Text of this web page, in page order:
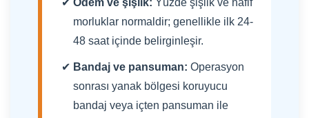
Ödem ve şişlik: Yüzde şişlik ve hafif
morluklar normaldir; genellikle ilk 24-
48 saat içinde belirginleşir.
Bandaj ve pansuman: Operasyon
sonrası yanak bölgesi koruyucu
bandaj veya içten pansuman ile